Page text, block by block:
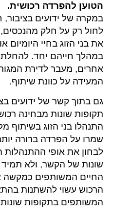
הטוען להפרדה רכושית.
במקרה של ידועים
לחול רק על חלק
את בני הזוג בחיי היומיום
במהלך חייהם יחד.
אחרים, מעבר לדירת
המעידה על כוונת שיתוף.
גם בתוך קשר של ידועים
תקופות שונות מבחינה
התנהלו בני הזוג בשיתוף
שמרו על הפרדה ברורה
לבחון את אופי ההתנהלות
שונות של הקשר, ולא
החיים המשותפים כמקשה
הרכוש עשוי להשתנות
המשותפים בתקופות